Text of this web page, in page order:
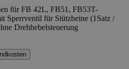
für FB 42L, FB51, FB53T-
Sperrventil für Stützbeine (1Satz /
Drehhebelsteuerung